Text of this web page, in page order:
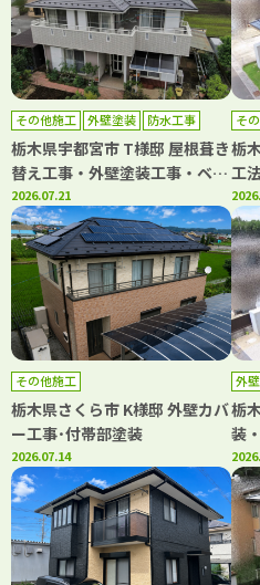
その他施工 外壁塗装 防水工事
栃木県宇都宮市 T様邸 屋根葺き
替え工事・外壁塗装工事・ベラ
ンダシート防水工事
2026.07.21
そ
栃
工
その他施工
栃木県さくら市 K様邸 外壁カバ
ー工事･付帯部塗装
2026.07.14
外
栃
装